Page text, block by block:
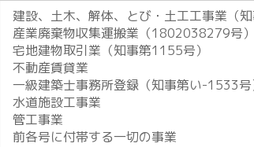
建設、土木、解体、とび・土工工事業（知
産業廃棄物収集運搬業（1802038279号）
宅地建物取引業（知事第1155号）
不動産賃貸業
一級建築士事務所登録（知事第い-1533号
水道施設工事業
管工事業
前各号に付帯する一切の事業